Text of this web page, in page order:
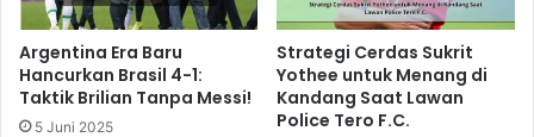
Argentina Era Baru
Hancurkan Brasil 4-1:
Taktik Brilian Tanpa Messi!
5 Juni 2025
Strategi Cerdas Sukrit
Yothee untuk Menang di
Kandang Saat Lawan
Police Tero F.C.